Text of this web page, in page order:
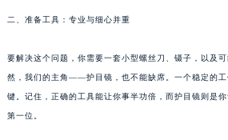
二、准备工具：专业与细心并重
要解决这个问题，你需要一套小型螺丝刀、镊子，以及
然，我们的主角——护目镜，也不能缺席。一个稳定的工
键。记住，正确的工具能让你事半功倍，而护目镜则是
第一位。